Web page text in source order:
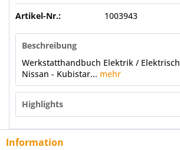
Artikel-Nr.: 1003943
Beschreibung
Werkstatthandbuch Elektrik /
Nissan - Kubistar... mehr
Highlights
Information